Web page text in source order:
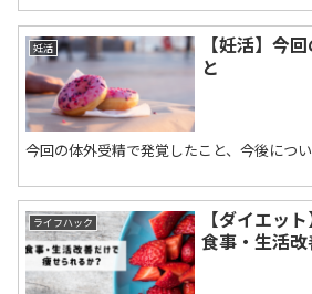
妊活
【妊活】今
と
今回の体外受精で発覚したこと、今後につい
ライフハック
【ダイエッ
食事・生活